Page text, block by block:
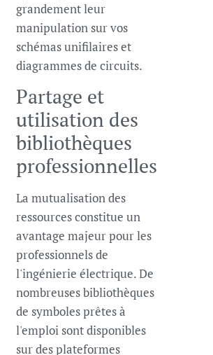
grandement leur
manipulation sur vos
schémas unifilaires et
diagrammes de circuits.
Partage et
utilisation des
bibliothèques
professionnelles
La mutualisation des
ressources constitue un
avantage majeur pour les
professionnels de
l'ingénierie électrique. De
nombreuses bibliothèques
de symboles prêtes à
l'emploi sont disponibles
sur des plateformes